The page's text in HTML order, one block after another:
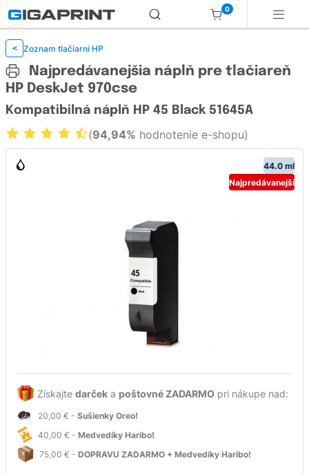
0
< Zoznam tlačiarní HP
Najpredávanejšia náplň pre tlačiareň
HP DeskJet 970cse
44.0 ml
Najpredávanejší
Získajte darček a poštovné ZADARMO pri nákupe nad:
20,00 € - Sušienky Oreo!
40,00 € - Medvedíky Haribo!
75,00 € - DOPRAVU ZADARMO + Medvedíky Haribo!
Kompatibilná náplň HP 45 Black 51645A
(94,94% hodnotenie e-shopu)